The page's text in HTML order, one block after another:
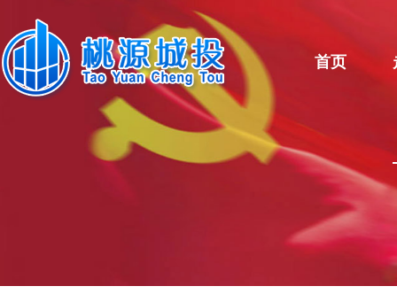
首页